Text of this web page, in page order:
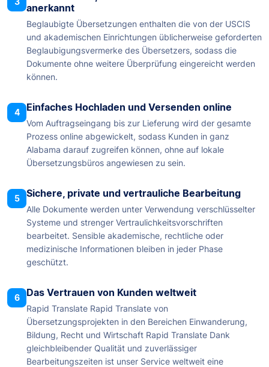
anerkannt
Beglaubigte Übersetzungen enthalten die von der USCIS
und akademischen Einrichtungen üblicherweise geforderten
Beglaubigungsvermerke des Übersetzers, sodass die
Dokumente ohne weitere Überprüfung eingereicht werden
können.
4 Einfaches Hochladen und Versenden online
Vom Auftragseingang bis zur Lieferung wird der gesamte
Prozess online abgewickelt, sodass Kunden in ganz
Alabama darauf zugreifen können, ohne auf lokale
Übersetzungsbüros angewiesen zu sein.
5 Sichere, private und vertrauliche Bearbeitung
Alle Dokumente werden unter Verwendung verschlüsselter
Systeme und strenger Vertraulichkeitsvorschriften
bearbeitet. Sensible akademische, rechtliche oder
medizinische Informationen bleiben in jeder Phase
geschützt.
6 Das Vertrauen von Kunden weltweit
Rapid Translate Rapid Translate von
Übersetzungsprojekten in den Bereichen Einwanderung,
Bildung, Recht und Wirtschaft Rapid Translate Dank
gleichbleibender Qualität und zuverlässiger
Bearbeitungszeiten ist unser Service weltweit eine